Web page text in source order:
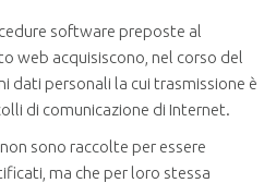
software preposte al
web acquisiscono, nel corso del
dati personali la cui trasmissione è
di comunicazione di Internet.
sono raccolte per essere
ma che per loro stessa